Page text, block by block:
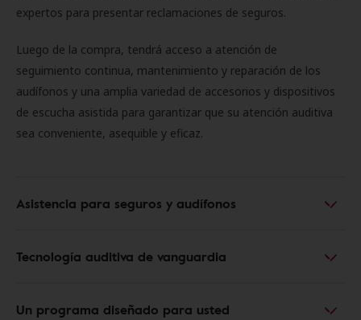
expertos para presentar reclamaciones de seguros.
Luego de la compra, tendrá acceso a atención de
seguimiento continua, mantenimiento y reparación de los
audífonos y una amplia variedad de accesorios y dispositivos
de escucha asistida para garantizar que su atención auditiva
sea conveniente, asequible y eficaz.
Asistencia para seguros y audífonos
Tecnología auditiva de vanguardia
Un programa diseñado para usted